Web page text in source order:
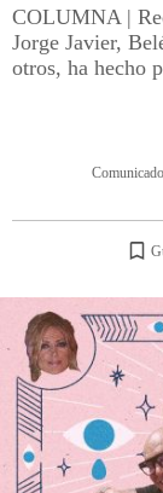
DÓNDE COMER
ÍDOLOS DE MESAS
COLUMNA |
Jorge Javier,
otros, ha hecho